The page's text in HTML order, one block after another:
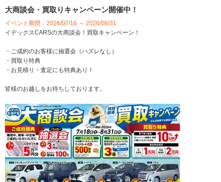
大商談会・買取りキャンペーン開催中！
イベント期間：2026/07/16 ～ 2026/08/31
イデックスCARSの大商談会！買取キャンペーン！
・ご成約のお客様に抽選会（ハズレなし）
・買取り特典
・お見積り・査定にも特典あり！
皆様のお越しをお待ちしております。